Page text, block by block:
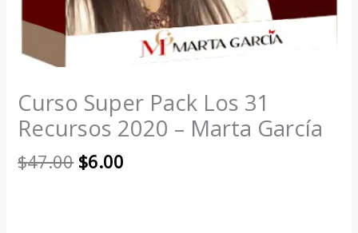
Curso Super Pack Los 31
Recursos 2020 – Marta García
$47.00 $6.00